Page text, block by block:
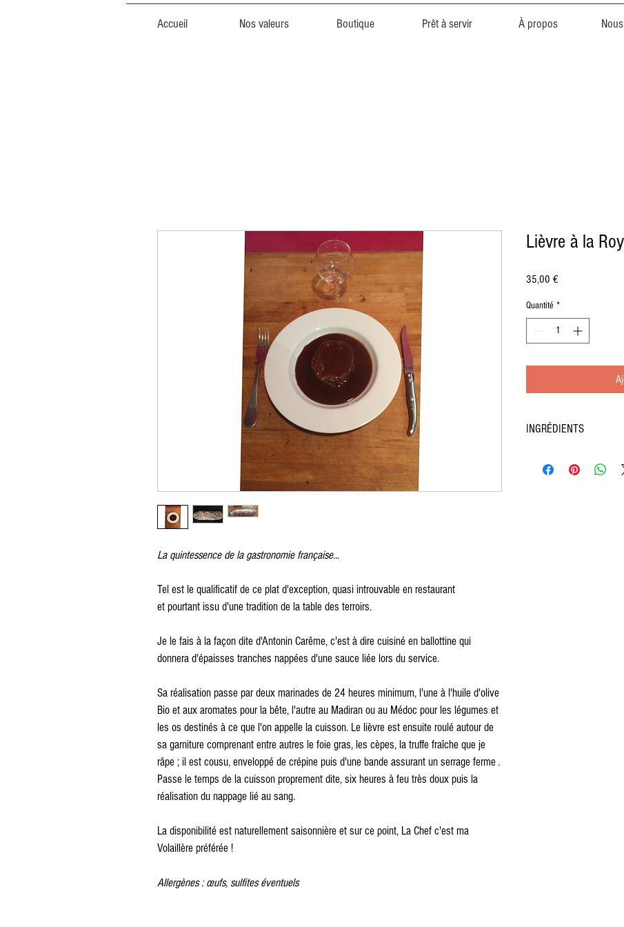
Accueil Nos valeurs Boutique Prêt à servir À propos
La quintessence de la gastronomie française...
Tel est le qualificatif de ce plat d'exception, quasi introuvable en restaurant
et pourtant issu d'une tradition de la table des terroirs.
Je le fais à la façon dite d'Antonin Carême, c'est à dire cuisiné en ballottine qui
donnera d'épaisses tranches nappées d'une sauce liée lors du service.
Sa réalisation passe par deux marinades de 24 heures minimum, l'une à l'huile d'olive
Bio et aux aromates pour la bête, l'autre au Madiran ou au Médoc pour les légumes et
les os destinés à ce que l'on appelle la cuisson. Le lièvre est ensuite roulé autour de
sa garniture comprenant entre autres le foie gras, les cèpes, la truffe fraîche que je
râpe ; il est cousu, enveloppé de crépine puis d'une bande assurant un serrage ferme .
Passe le temps de la cuisson proprement dite, six heures à feu très doux puis la
réalisation du nappage lié au sang.
La disponibilité est naturellement saisonnière et sur ce point, La Chef c'est ma
Volaillère préférée !
Allergènes : œufs, sulfites éventuels
Lièvre à la
35,00 €Prix
Quantité *
INGRÉDIENTS
Foie gras, Truffe, Cèpes,